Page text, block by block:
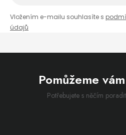
Vložením e-mailu souhlasíte s
údajů
Pomůžeme
Potřebujete s něčím